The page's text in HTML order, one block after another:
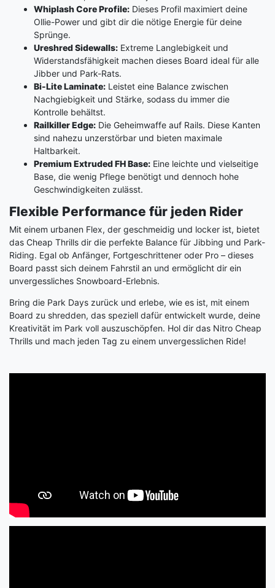
Whiplash Core Profile: Dieses Profil maximiert deine
Ollie-Power und gibt dir die nötige Energie für deine
Sprünge.
Ureshred Sidewalls: Extreme Langlebigkeit und
Widerstandsfähigkeit machen dieses Board ideal für alle
Jibber und Park-Rats.
Bi-Lite Laminate: Leistet eine Balance zwischen
Nachgiebigkeit und Stärke, sodass du immer die
Kontrolle behältst.
Railkiller Edge: Die Geheimwaffe auf Rails. Diese Kanten
sind nahezu unzerstörbar und bieten maximale
Haltbarkeit.
Premium Extruded FH Base: Eine leichte und vielseitige
Base, die wenig Pflege benötigt und dennoch hohe
Geschwindigkeiten zulässt.
Flexible Performance für jeden Rider
Mit einem urbanen Flex, der geschmeidig und locker ist, bietet
das Cheap Thrills dir die perfekte Balance für Jibbing und Park-
Riding. Egal ob Anfänger, Fortgeschrittener oder Pro – dieses
Board passt sich deinem Fahrstil an und ermöglicht dir ein
unvergessliches Snowboard-Erlebnis.
Bring die Park Days zurück und erlebe, wie es ist, mit einem
Board zu shredden, das speziell dafür entwickelt wurde, deine
Kreativität im Park voll auszuschöpfen. Hol dir das Nitro Cheap
Thrills und mach jeden Tag zu einem unvergesslichen Ride!